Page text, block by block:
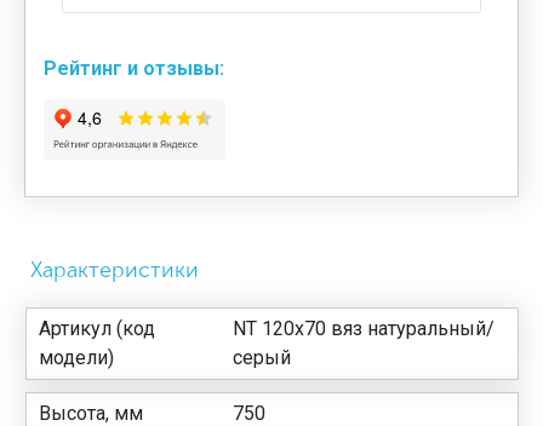
Рейтинг и отзывы:
Характеристики
Артикул (код
модели)
NT 120x70 вяз натуральный/
серый
Высота, мм 750